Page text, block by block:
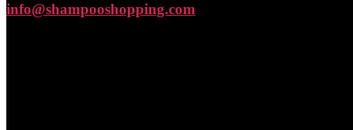
info@shampooshopping.com